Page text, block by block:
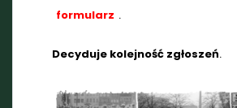
formularz .
Decyduje kolejność zgłoszeń.